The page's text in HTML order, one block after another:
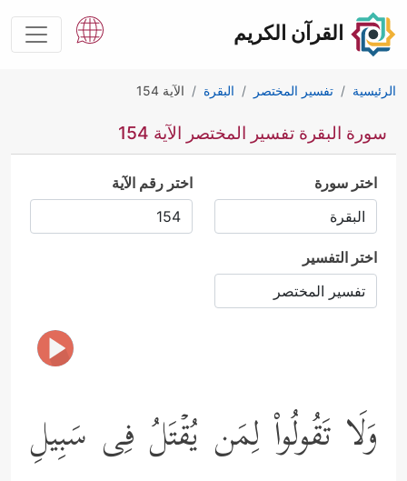
القرآن الكريم
الرئيسية تفسير المختصر البقرة الآية 154
سورة البقرة تفسير المختصر الآية 154
اختر سورة اختر رقم الآية
اختر التفسير
وَلَا تَقُولُواْ لِمَن یُقۡتَلُ فِی سَبِیلِ